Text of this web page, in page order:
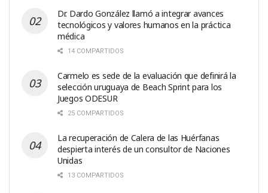
Dr. Dardo González llamó a integrar avances
tecnológicos y valores humanos en la práctica
médica
14 COMPARTIDOS
Carmelo es sede de la evaluación que definirá la
selección uruguaya de Beach Sprint para los
Juegos ODESUR
25 COMPARTIDOS
La recuperación de Calera de las Huérfanas
despierta interés de un consultor de Naciones
Unidas
13 COMPARTIDOS